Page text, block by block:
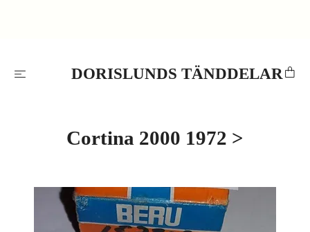
DORISLUNDS TÄNDDELAR
Cortina 2000 1972 >